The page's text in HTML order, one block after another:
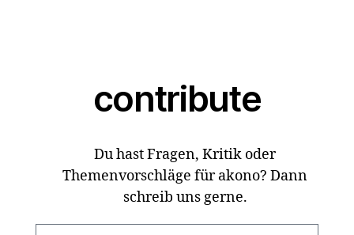
contribute
Du hast Fragen, Kritik oder
Themenvorschläge für akono? Dann
schreib uns gerne.